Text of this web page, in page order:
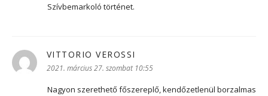
Szívbemarkoló történet.
VITTORIO VEROSSI
2021. március 27. szombat 10:55
Nagyon szerethető főszereplő, kendőzetlenül borzalmas